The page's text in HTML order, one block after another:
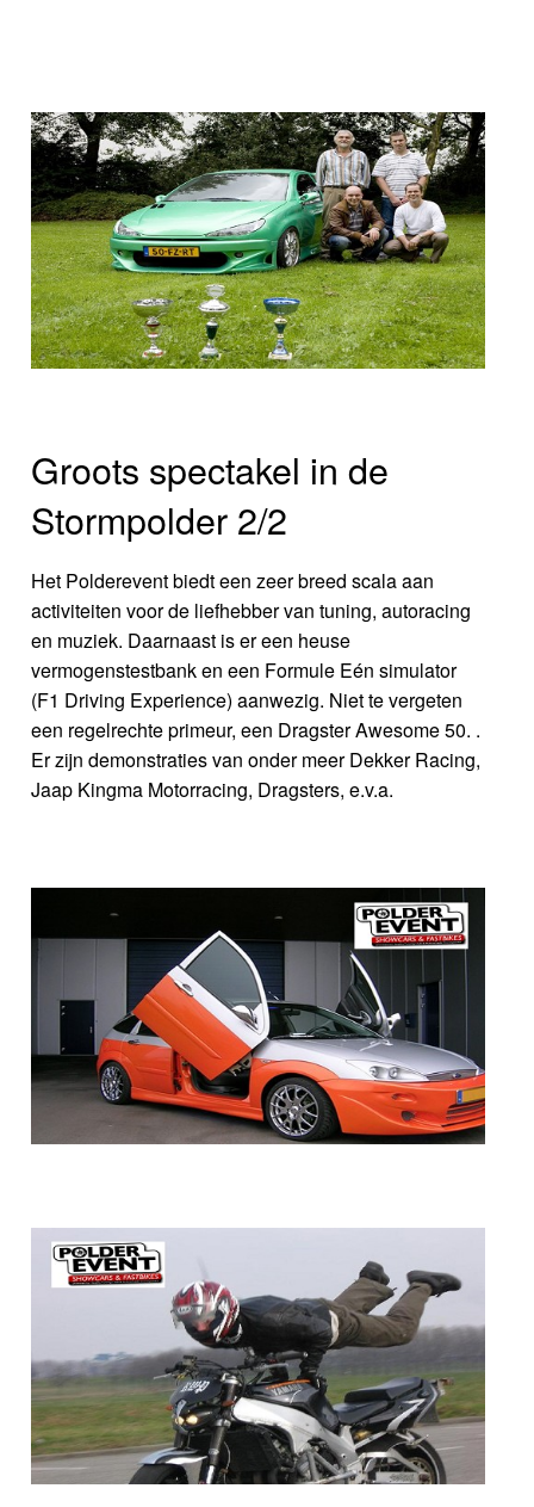
Groots spectakel in de
Stormpolder 2/2
Het Polderevent biedt een zeer breed scala aan
activiteiten voor de liefhebber van tuning, autoracing
en muziek. Daarnaast is er een heuse
vermogenstestbank en een Formule Eén simulator
(F1 Driving Experience) aanwezig. Niet te vergeten
een regelrechte primeur, een Dragster Awesome 50. .
Er zijn demonstraties van onder meer Dekker Racing,
Jaap Kingma Motorracing, Dragsters, e.v.a.